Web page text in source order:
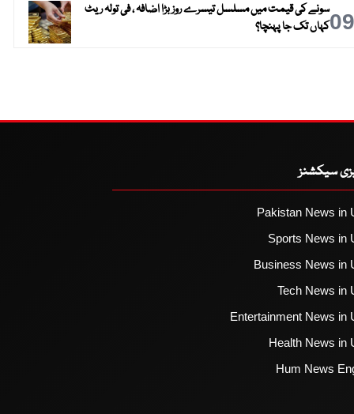
09سونے کی قیمت میں مسلسل تیسرے روز بڑا اضافہ ، فی تولہ ریٹ
کہاں تک جا پہنچا؟
سیکشنز
Pakistan News in
Sports News in
Business News in
Tech News in
Entertainment News in
Health News in
Hum News